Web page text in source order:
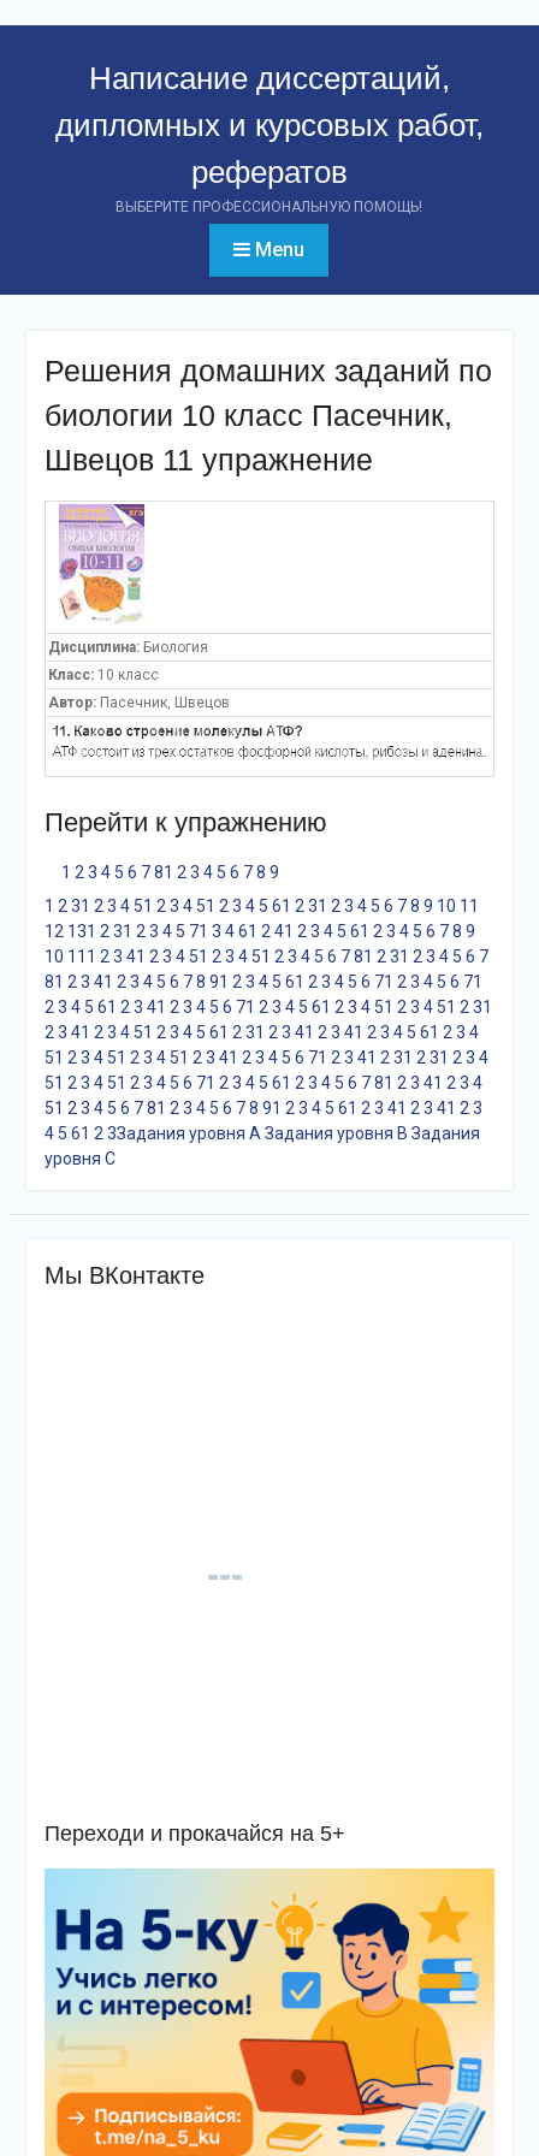
Написание диссертаций,
дипломных и курсовых работ,
рефератов
ВЫБЕРИТЕ ПРОФЕССИОНАЛЬНУЮ ПОМОЩЬ!
Menu
Решения домашних заданий по
биологии 10 класс Пасечник,
Швецов 11 упражнение
Дисциплина:Биология
Класс:10 класс
Автор:Пасечник, Швецов
Перейти к упражнению
1 2 3 4 5 6 7 81 2 3 4 5 6 7 8 9
1 2 31 2 3 4 51 2 3 4 51 2 3 4 5 61 2 31 2 3 4 5 6 7 8 9 10 11
12 131 2 31 2 3 4 5 71 3 4 61 2 41 2 3 4 5 61 2 3 4 5 6 7 8 9
10 11 1 2 3 41 2 3 4 51 2 3 4 51 2 3 4 5 6 7 81 2 31 2 3 4 5 6 7
81 2 3 41 2 3 4 5 6 7 8 91 2 3 4 5 61 2 3 4 5 6 71 2 3 4 5 6 71
2 3 4 5 61 2 3 41 2 3 4 5 6 71 2 3 4 5 61 2 3 4 51 2 3 4 51 2 31
2 3 41 2 3 4 51 2 3 4 5 61 2 31 2 3 41 2 3 41 2 3 4 5 61 2 3 4
51 2 3 4 51 2 3 4 51 2 3 41 2 3 4 5 6 71 2 3 41 2 31 2 31 2 3 4
51 2 3 4 51 2 3 4 5 6 71 2 3 4 5 61 2 3 4 5 6 7 81 2 3 41 2 3 4
51 2 3 4 5 6 7 81 2 3 4 5 6 7 8 91 2 3 4 5 61 2 3 41 2 3 41 2 3
4 5 61 2 3Задания уровня A Задания уровня B Задания
уровня С
Мы ВКонтакте
Переходи и прокачайся на 5+